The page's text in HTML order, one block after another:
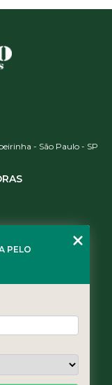
- São Paulo - SP
PELO